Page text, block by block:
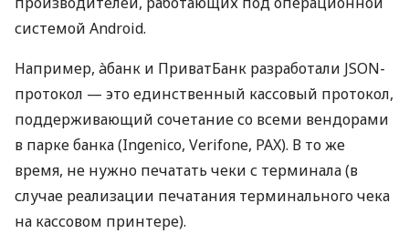
системой Android.
Например, àбанк и ПриватБанк разработали JSON-
протокол — это единственный кассовый протокол,
поддерживающий сочетание со всеми вендорами
в парке банка (Ingenico, Verifone, PAX). В то же
время, не нужно печатать чеки с терминала (в
случае реализации печатания терминального чека
на кассовом принтере).